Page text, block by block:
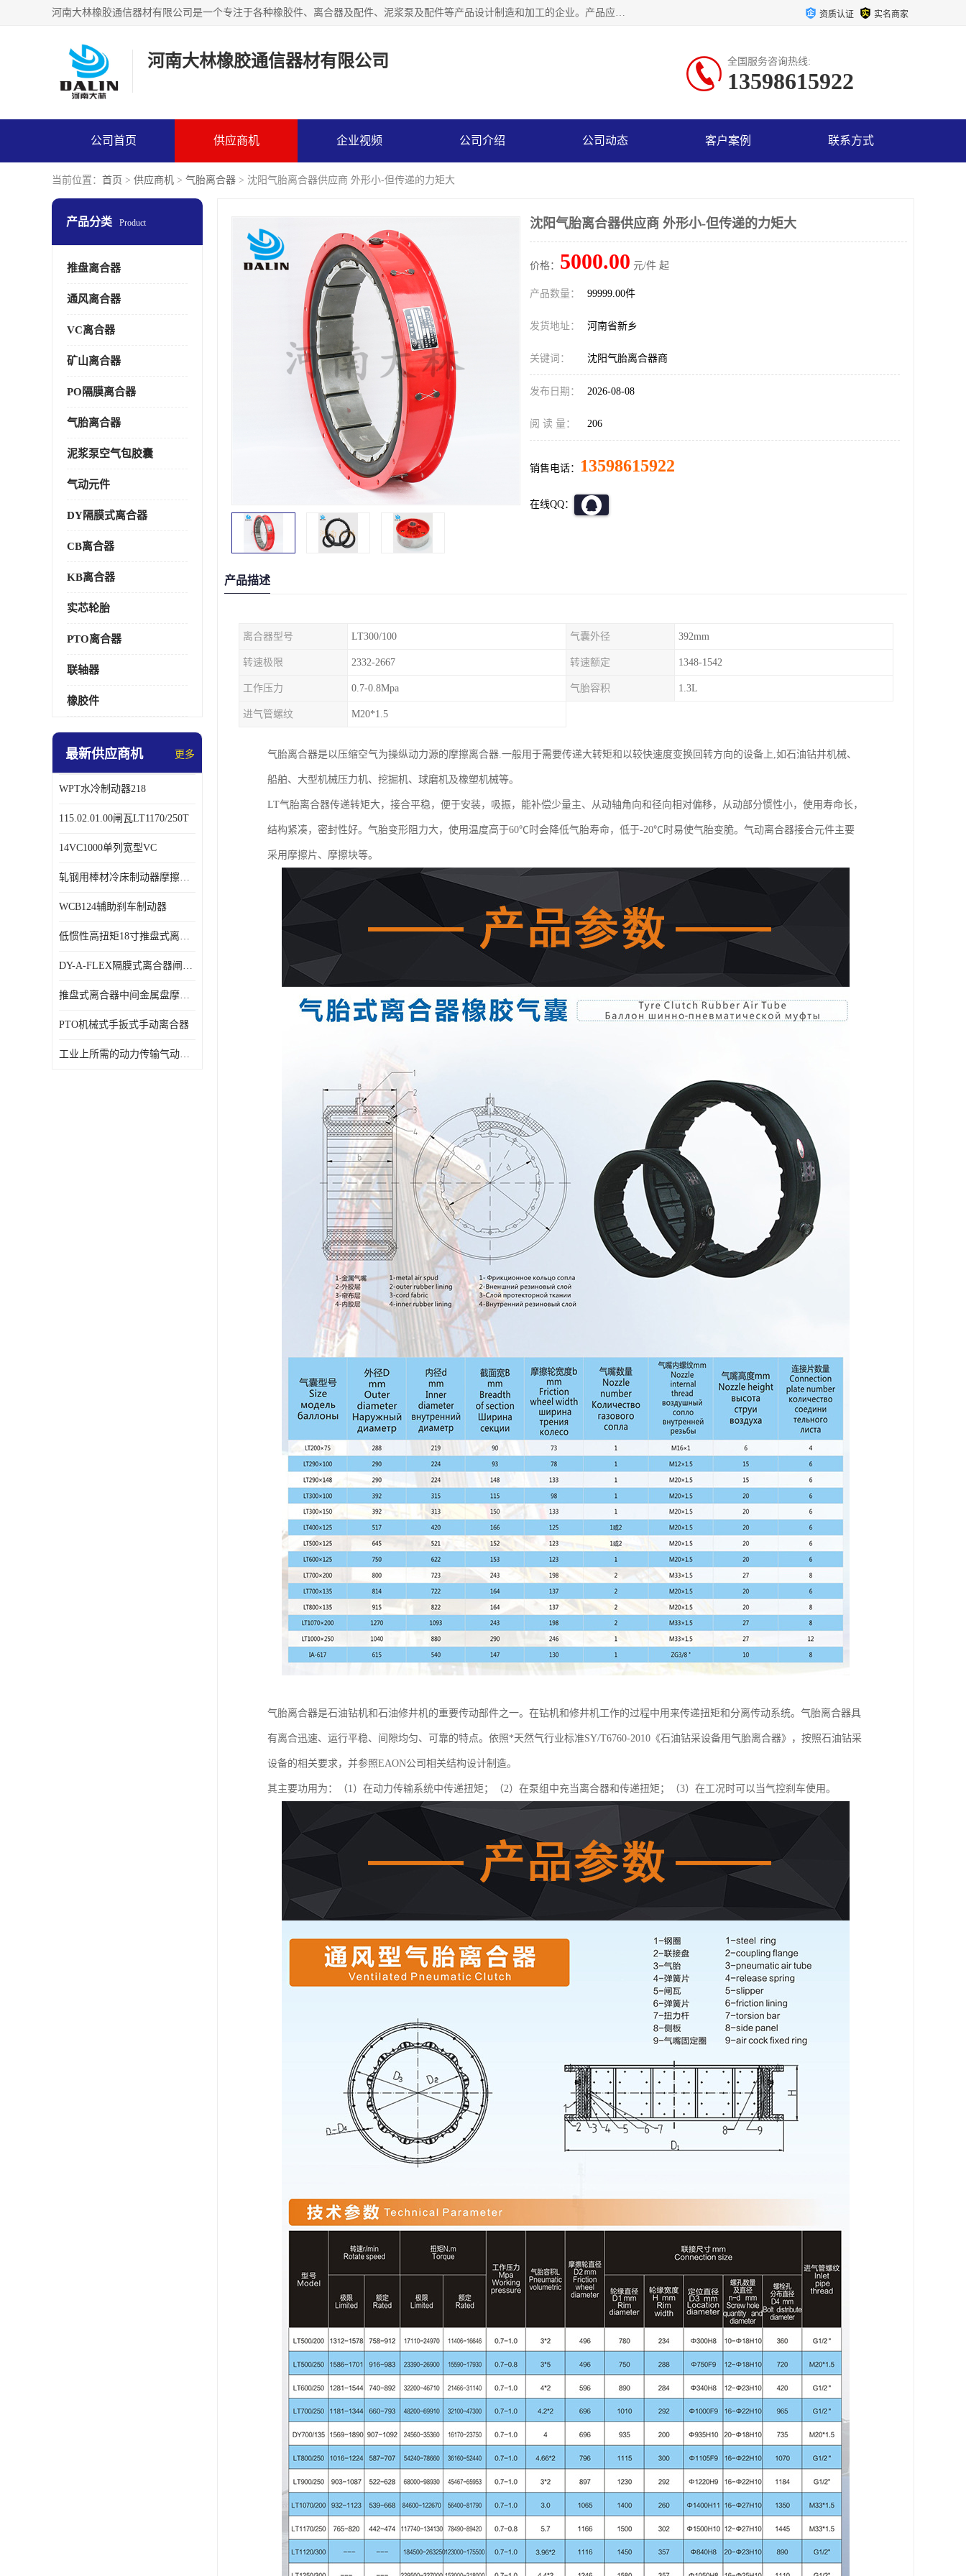
河南大林橡胶通信器材有限公司是一个专注于各种橡胶件、离合器及配件、泥浆泵及配件等产品设计制造和加工的企业。产品应用于矿山、冶金、石油、钢铁、化工、水泥、船舶、造纸、通用机械等各种大功率机械传动或制动装置。 资质认证 实名商家
河南大林橡胶通信器材有限公司 全国服务咨询热线:
13598615922
公司首页 供应商机 企业视频 公司介绍 公司动态 客户案例 联系方式
当前位置： 首页 > 供应商机 > 气胎离合器 > 沈阳气胎离合器供应商 外形小-但传递的力矩大
产品分类 Product
推盘离合器
通风离合器
VC离合器
矿山离合器
PO隔膜离合器
气胎离合器
泥浆泵空气包胶囊
气动元件
DY隔膜式离合器
CB离合器
KB离合器
实芯轮胎
PTO离合器
联轴器
橡胶件
最新供应商机 更多
WPT水冷制动器218
115.02.01.00闸瓦LT1170/250T
14VC1000单列宽型VC
轧钢用棒材冷床制动器摩擦片218
WCB124辅助刹车制动器
低惯性高扭矩18寸推盘式离合器中心盘齿盘W18-11-101
DY-A-FLEX隔膜式离合器闸瓦总成7015125A
推盘式离合器中间金属盘摩擦盘18寸
PTO机械式手扳式手动离合器
工业上所需的动力传输气动离合器WCB424
沈阳气胎离合器供应商 外形小-但传递的力矩大
价格： 5000.00 元/件 起
产品数量： 99999.00件
发货地址： 河南省新乡
关键词： 沈阳气胎离合器商
发布日期： 2026-08-08
阅 读 量： 206
销售电话： 13598615922
在线QQ：
产品描述
离合器型号 LT300/100 气囊外径 392mm
转速极限 2332-2667 转速额定 1348-1542
工作压力 0.7-0.8Mpa 气胎容积 1.3L
进气管螺纹 M20*1.5
气胎离合器是以压缩空气为操纵动力源的摩擦离合器.一般用于需要传递大转矩和以较快速度变换回转方向的设备上,如石油钻井机械、
船舶、大型机械压力机、挖掘机、球磨机及橡塑机械等。
LT气胎离合器传递转矩大，接合平稳，便于安装，吸振，能补偿少量主、从动轴角向和径向相对偏移，从动部分惯性小，使用寿命长，
结构紧凑，密封性好。气胎变形阻力大，使用温度高于60℃时会降低气胎寿命，低于-20℃时易使气胎变脆。气动离合器接合元件主要
采用摩擦片、摩擦块等。
气胎离合器是石油钻机和石油修井机的重要传动部件之一。在钻机和修井机工作的过程中用来传递扭矩和分离传动系统。气胎离合器具
有离合迅速、运行平稳、间隙均匀、可靠的特点。依照*天然气行业标准SY/T6760-2010《石油钻采设备用气胎离合器》，按照石油钻采
设备的相关要求，并参照EAON公司相关结构设计制造。
其主要功用为：（1）在动力传输系统中传递扭矩；（2）在泵组中充当离合器和传递扭矩；（3）在工况时可以当气控刹车使用。